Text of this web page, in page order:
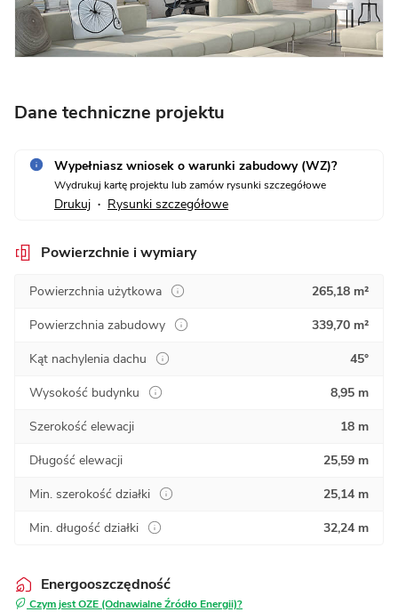
Dane techniczne projektu
Wypełniasz wniosek o warunki zabudowy (WZ)?
Wydrukuj kartę projektu lub zamów rysunki szczegółowe
Drukuj • Rysunki szczegółowe
Powierzchnie i wymiary
Powierzchnia użytkowa
265,18 m²
Powierzchnia zabudowy
339,70 m²
Kąt nachylenia dachu
45°
Wysokość budynku
8,95 m
Szerokość elewacji
18 m
Długość elewacji
25,59 m
Min. szerokość działki
25,14 m
Min. długość działki
32,24 m
Energooszczędność
Czym jest OZE (Odnawialne Źródło Energii)?